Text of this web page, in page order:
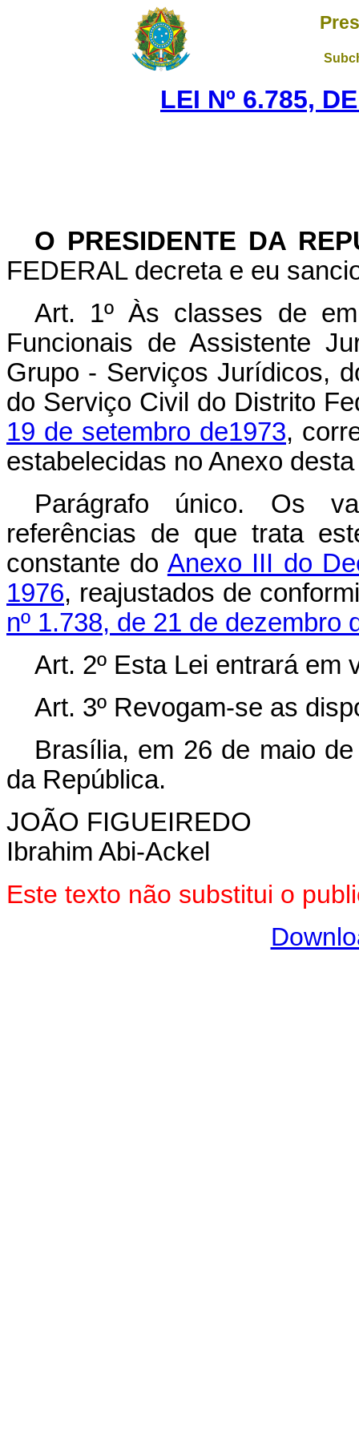
LEI Nº 6.785,
O PRESIDENTE DA
FEDERAL decreta e eu
Art. 1º Às classes de
Funcionais de Assistente
Grupo - Serviços Jurídicos,
do Serviço Civil do Distrito
19 de setembro de1973,
estabelecidas no Anexo
Parágrafo único. Os
referências de que trata
constante do Anexo III do
1976, reajustados de
nº 1.738, de 21 de dezembro
Art. 2º Esta Lei entrará em
Art. 3º Revogam-se as
Brasília, em 26 de maio
da República.
JOÃO FIGUEIREDO
Ibrahim Abi-Ackel
Este texto não substitui o